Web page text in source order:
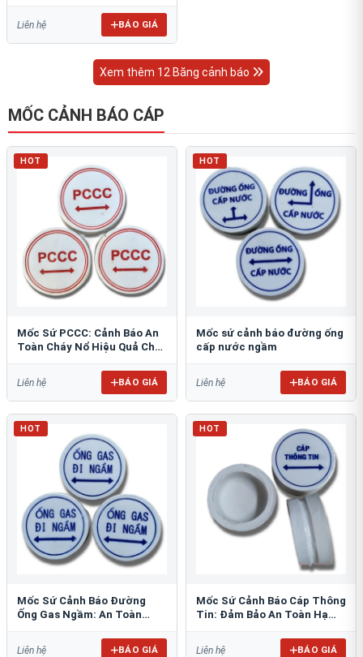
Liên hệ BÁO GIÁ
Xem thêm 12 Băng cảnh báo
MỐC CẢNH BÁO CÁP
HOT
Mốc Sứ PCCC: Cảnh Báo An
Toàn Cháy Nổ Hiệu Quả Cho
Liên hệ BÁO GIÁ
HOT
Mốc sứ cảnh báo đường ống
cấp nước ngầm
Liên hệ BÁO GIÁ
HOT
Mốc Sứ Cảnh Báo Đường
Ống Gas Ngầm: An Toàn
Liên hệ BÁO GIÁ
HOT
Mốc Sứ Cảnh Báo Cáp Thông
Tin: Đảm Bảo An Toàn Hạ
Liên hệ BÁO GIÁ